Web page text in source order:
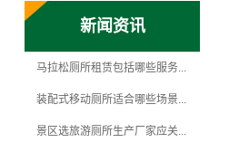
新闻资讯
马拉松厕所租赁包括哪些服务...
装配式移动厕所适合哪些场景...
景区选旅游厕所生产厂家应关...